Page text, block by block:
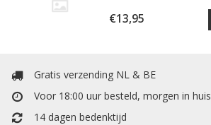
€13,95
Gratis verzending NL & BE
Voor 18:00 uur besteld, morgen in huis
14 dagen bedenktijd